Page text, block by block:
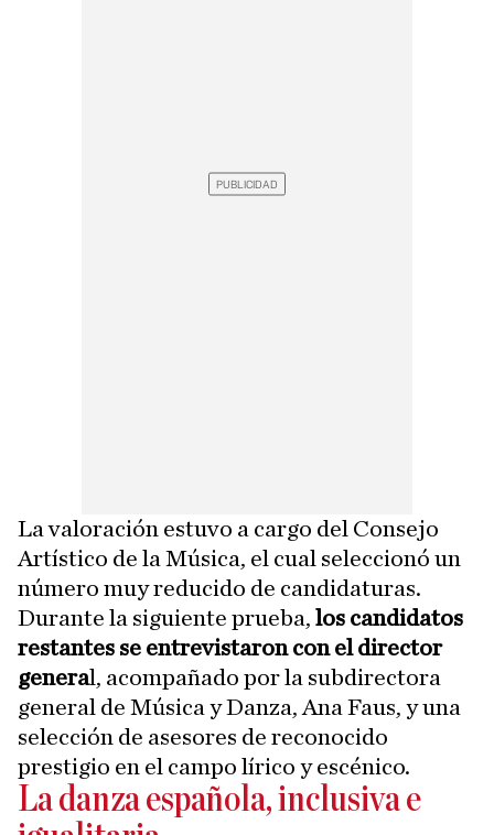
La valoración estuvo a cargo del Consejo
Artístico de la Música, el cual seleccionó un
número muy reducido de candidaturas.
Durante la siguiente prueba, los candidatos
restantes se entrevistaron con el director
general, acompañado por la subdirectora
general de Música y Danza, Ana Faus, y una
selección de asesores de reconocido
prestigio en el campo lírico y escénico.
La danza española, inclusiva e